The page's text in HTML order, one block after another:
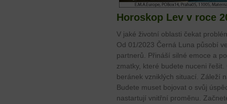
Horoskop Lev v roce
V jaké životní oblasti čekat
Od 01/2023 Černá Luna působí
partnerů. Přináší silné emoce a
zmatky, které budete nuceni
beránek vzniklých situací. Záleží
Budete muset bojovat o svůj
nastartují vnitřní proměnu.